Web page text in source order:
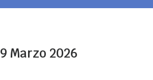
Tu sei qui:
9 Marzo 2026